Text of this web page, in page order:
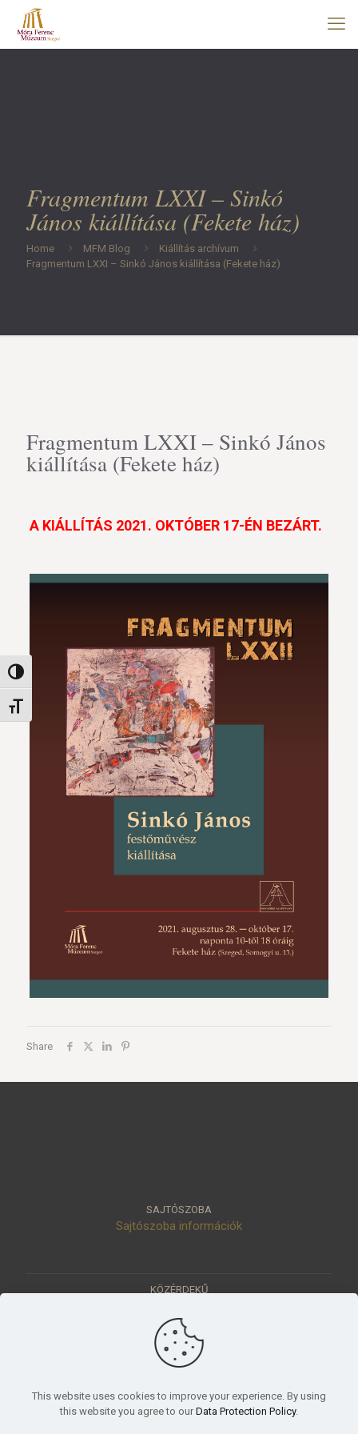
Nagy kontraszt váltása
Betűméret váltása
Fragmentum LXXI – Sinkó
János kiállítása (Fekete ház)
Home MFM Blog
Kiállítás archívum
Fragmentum LXXI – Sinkó János kiállítása (Fekete ház)
Fragmentum LXXI – Sinkó János
kiállítása (Fekete ház)
A KIÁLLÍTÁS 2021. OKTÓBER 17-ÉN BEZÁRT.
Share
SAJTÓSZOBA
Sajtószoba információk
KÖZÉRDEKŰ
Értéktár
Pályázatok
Tudományos beszámoló, küldetésnyilatkozat
This website uses cookies to improve your experience. By using
this website you agree to our Data Protection Policy.